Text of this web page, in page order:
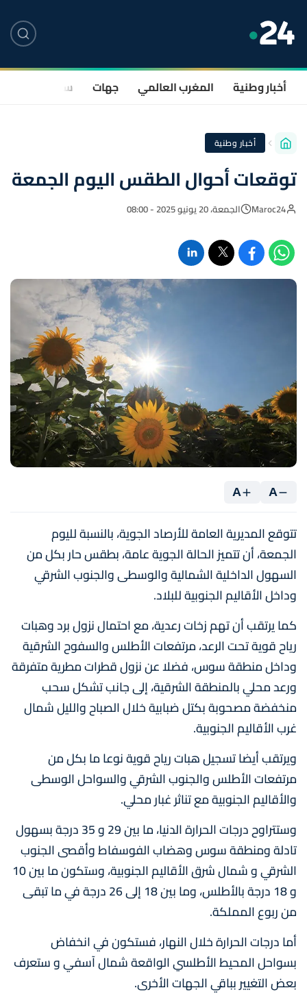
أخبار وطنية المغرب العالمي جهات سياسة
أخبار وطنية
توقعات أحوال الطقس اليوم الجمعة
Maroc24 الجمعة، 20 يونيو 2025 - 08:00
A
A
تتوقع المديرية العامة للأرصاد الجوية، بالنسبة لليوم
الجمعة، أن تتميز الحالة الجوية عامة، بطقس حار بكل من
السهول الداخلية الشمالية والوسطى والجنوب الشرقي
وداخل الأقاليم الجنوبية للبلاد.
كما يرتقب أن تهم زخات رعدية، مع احتمال نزول برد وهبات
رياح قوية تحت الرعد، مرتفعات الأطلس والسفوح الشرقية
وداخل منطقة سوس، فضلا عن نزول قطرات مطرية متفرقة
ورعد محلي بالمنطقة الشرقية، إلى جانب تشكل سحب
منخفضة مصحوبة بكتل ضبابية خلال الصباح والليل شمال
غرب الأقاليم الجنوبية.
ويرتقب أيضا تسجيل هبات رياح قوية نوعا ما بكل من
مرتفعات الأطلس والجنوب الشرقي والسواحل الوسطى
والأقاليم الجنوبية مع تناثر غبار محلي.
وستتراوح درجات الحرارة الدنيا، ما بين 29 و 35 درجة بسهول
تادلة ومنطقة سوس وهضاب الفوسفاط وأقصى الجنوب
الشرقي و شمال شرق الأقاليم الجنوبية، وستكون ما بين 10
و 18 درجة بالأطلس، وما بين 18 إلى 26 درجة في ما تبقى
من ربوع المملكة.
أما درجات الحرارة خلال النهار، فستكون في انخفاض
بسواحل المحيط الأطلسي الواقعة شمال آسفي و ستعرف
بعض التغيير بباقي الجهات الأخرى.